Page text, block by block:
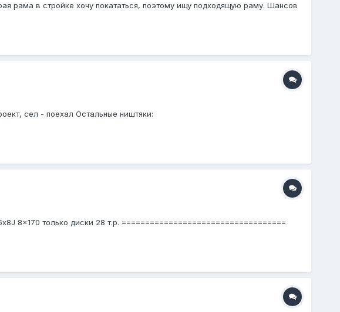
рама в стройке хочу покататься, поэтому ищу подходящую раму. Шансов
сел - поехал Остальные ништяки:
8x170 только диски 28 т.р. ===================================